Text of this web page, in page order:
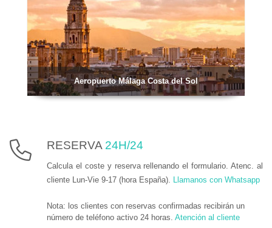
Aeropuerto Málaga Costa del Sol
RESERVA 24H/24
Calcula el coste y reserva rellenando el formulario. Atenc. al
cliente Lun-Vie 9-17 (hora España).
Llamanos con Whatsapp
Nota: los clientes con reservas confirmadas recibirán un
número de teléfono activo 24 horas. Atención al cliente